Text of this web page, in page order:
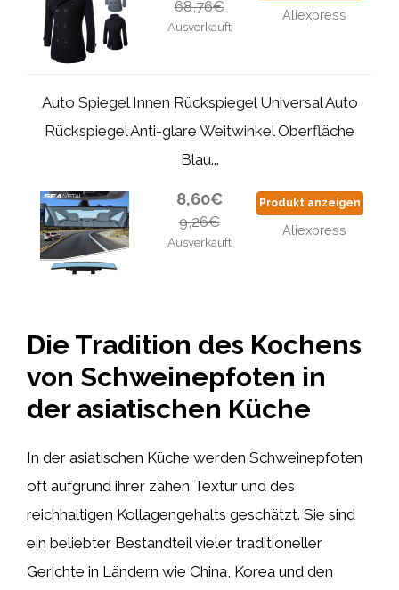
68,76€
Ausverkauft
Aliexpress
Auto Spiegel Innen Rückspiegel Universal Auto
Rückspiegel Anti-glare Weitwinkel Oberfläche
Blau...
8,60€
9,26€
Ausverkauft
Produkt anzeigen
Aliexpress
Die Tradition des Kochens
von Schweinepfoten in
der asiatischen Küche
In der asiatischen Küche werden Schweinepfoten
oft aufgrund ihrer zähen Textur und des
reichhaltigen Kollagengehalts geschätzt. Sie sind
ein beliebter Bestandteil vieler traditioneller
Gerichte in Ländern wie China, Korea und den